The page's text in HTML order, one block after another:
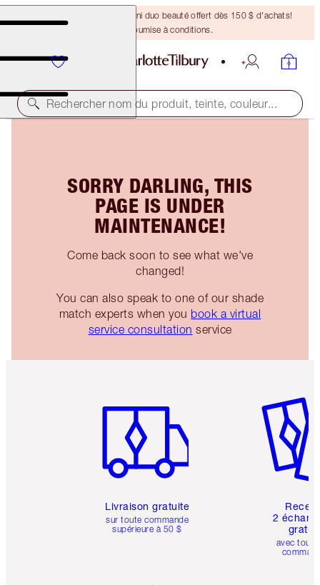
DERNIÈRE CHANCE ! Un mini duo beauté offert dès 150 $ d'achats!
Offre soumise à conditions.
Rechercher nom du produit, teinte, couleur...
SORRY DARLING, THIS
PAGE IS UNDER
MAINTENANCE!
Come back soon to see what we've
changed!
You can also speak to one of our shade
match experts when you book a virtual
service consultation service
Livraison gratuite
sur toute commande
supérieure à 50 $
2
avec